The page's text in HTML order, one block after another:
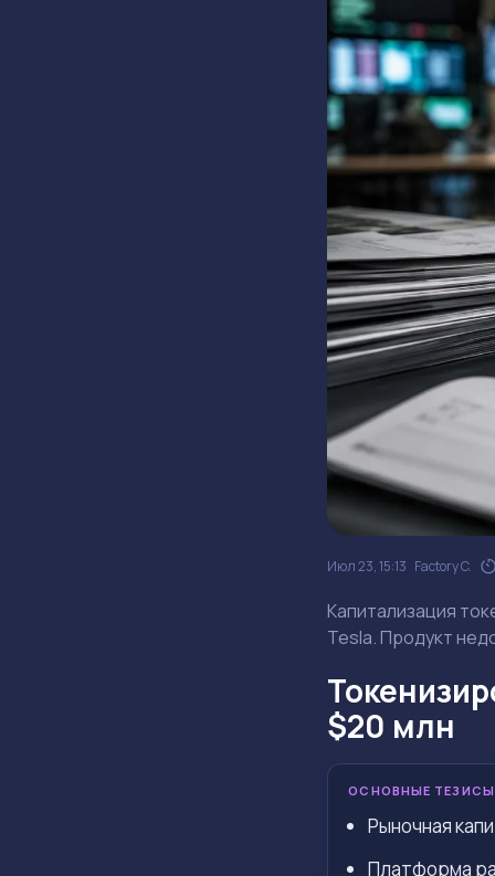
Июл 23, 15:13 Factory C.
Капитализация
Tesla. Продукт
$20 млн
ОСНОВНЫЕ ТЕЗИСЫ
Рыночная
Платформа